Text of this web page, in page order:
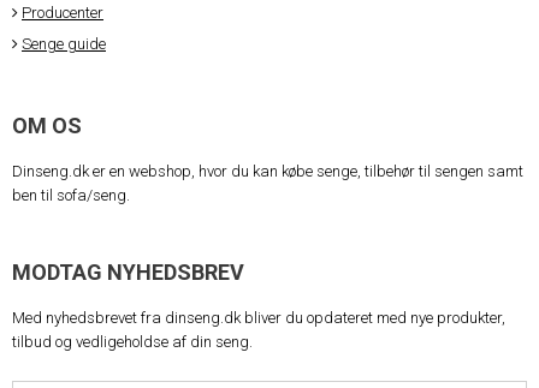
Producenter
Senge guide
OM OS
Dinseng.dk er en webshop, hvor du kan købe senge, tilbehør til sengen samt
ben til sofa/seng.
MODTAG NYHEDSBREV
Med nyhedsbrevet fra dinseng.dk bliver du opdateret med nye produkter,
tilbud og vedligeholdse af din seng.